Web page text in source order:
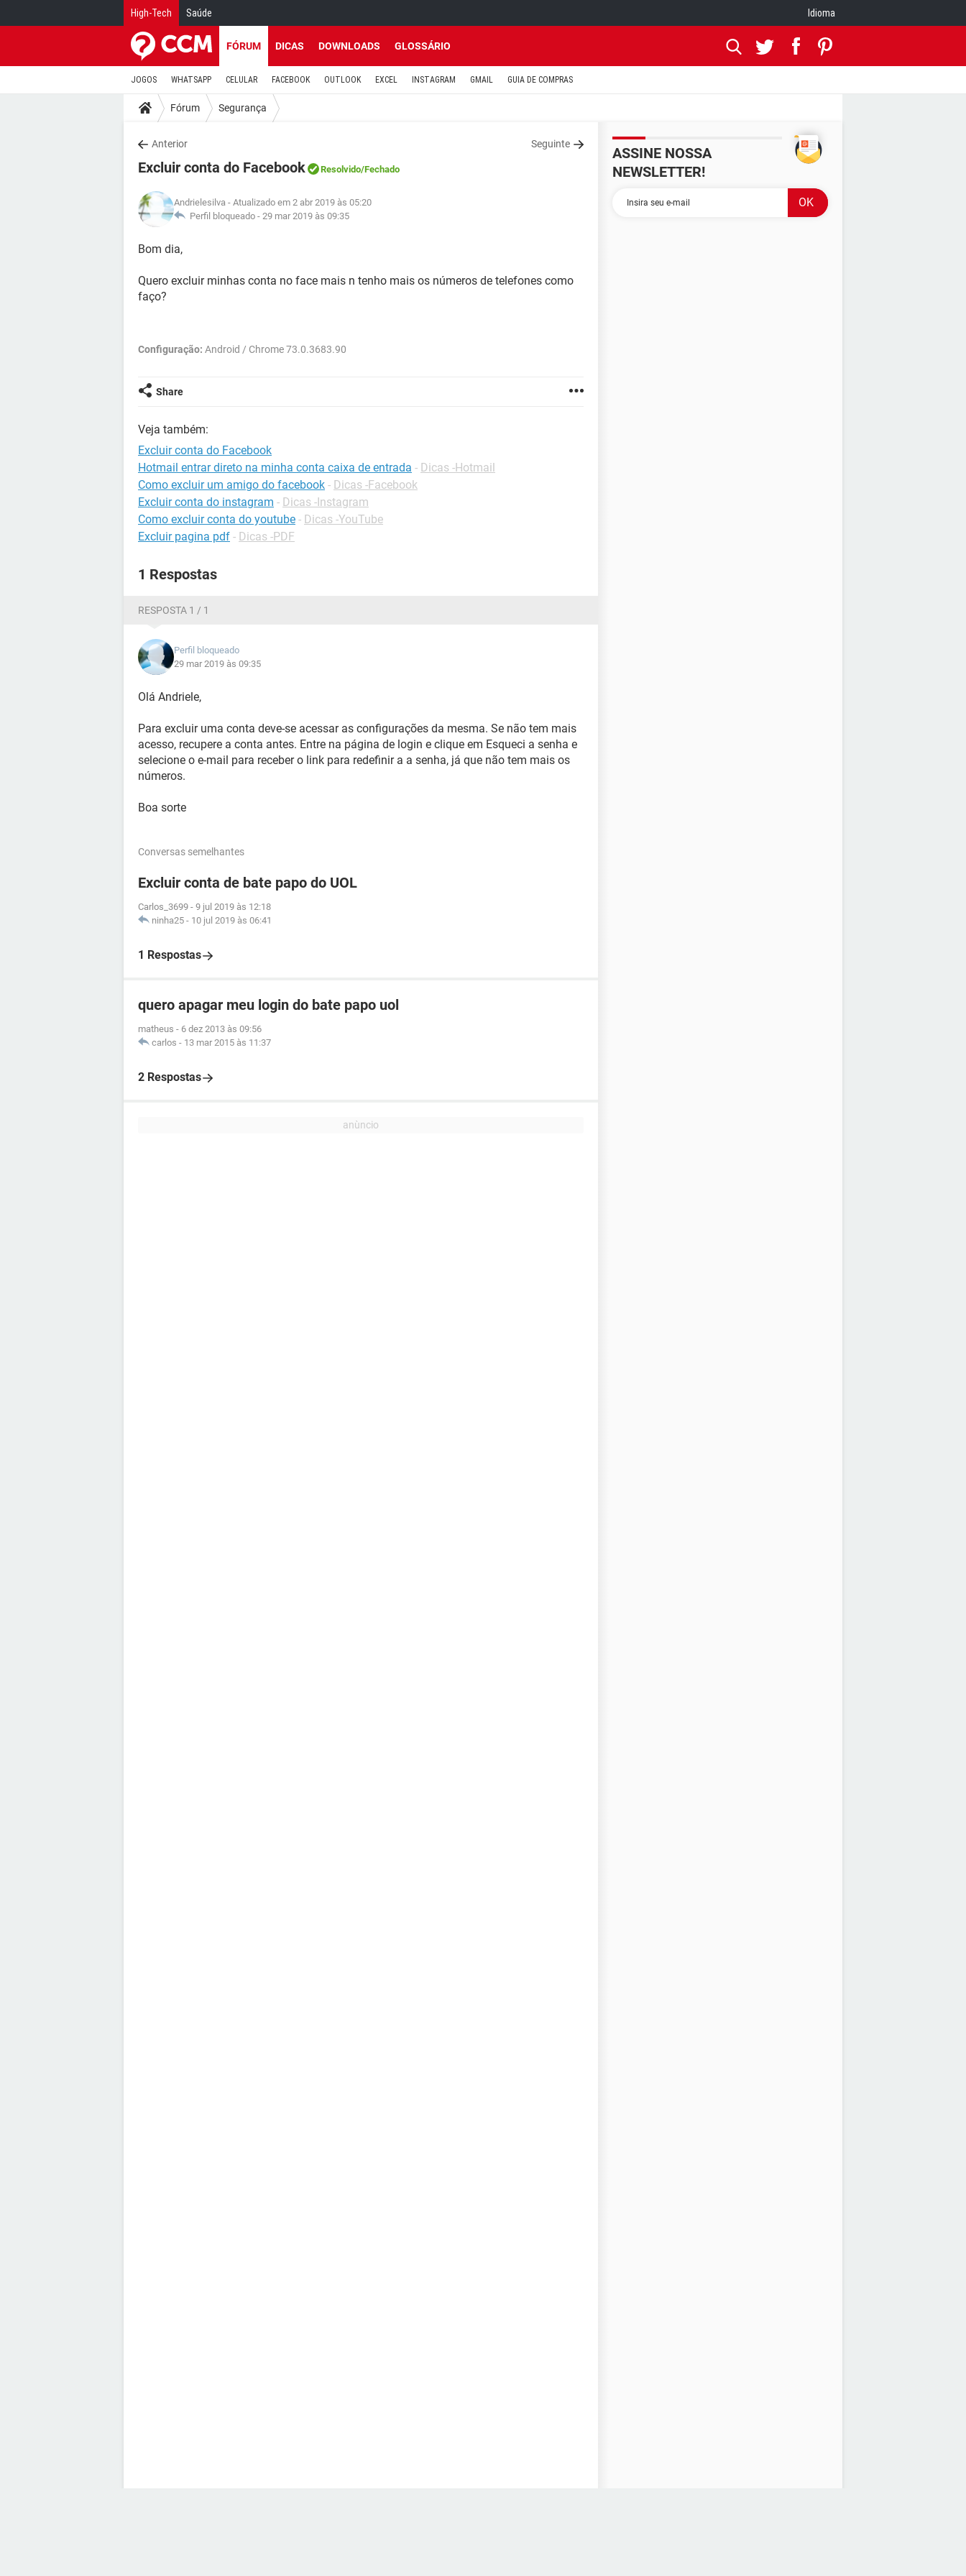
High-Tech Saúde Idioma
FÓRUM DICAS DOWNLOADS GLOSSÁRIO
JOGOS WHATSAPP CELULAR FACEBOOK OUTLOOK EXCEL INSTAGRAM GMAIL GUIA DE COMPRAS
Fórum Segurança
Anterior Seguinte
Excluir conta do Facebook Resolvido/Fechado
Andrielesilva - Atualizado em 2 abr 2019 às 05:20
Perfil bloqueado - 29 mar 2019 às 09:35
Bom dia,
Quero excluir minhas conta no face mais n tenho mais os números de telefones como
faço?
Configuração: Android / Chrome 73.0.3683.90
Share
Veja também:
Excluir conta do Facebook
Hotmail entrar direto na minha conta caixa de entrada - Dicas -Hotmail
Como excluir um amigo do facebook - Dicas -Facebook
Excluir conta do instagram - Dicas -Instagram
Como excluir conta do youtube - Dicas -YouTube
Excluir pagina pdf - Dicas -PDF
1 Respostas
RESPOSTA 1 / 1
Perfil bloqueado
29 mar 2019 às 09:35
Olá Andriele,
Para excluir uma conta deve-se acessar as configurações da mesma. Se não tem mais
acesso, recupere a conta antes. Entre na página de login e clique em Esqueci a senha e
selecione o e-mail para receber o link para redefinir a a senha, já que não tem mais os
números.
Boa sorte
Conversas semelhantes
Excluir conta de bate papo do UOL
Carlos_3699 - 9 jul 2019 às 12:18
ninha25 - 10 jul 2019 às 06:41
1 Respostas
quero apagar meu login do bate papo uol
matheus - 6 dez 2013 às 09:56
carlos - 13 mar 2015 às 11:37
2 Respostas
ASSINE NOSSA
NEWSLETTER!